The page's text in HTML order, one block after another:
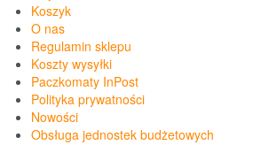
Koszyk
O nas
Regulamin sklepu
Koszty wysyłki
Paczkomaty InPost
Polityka prywatności
Nowości
Obsługa jednostek budżetowych